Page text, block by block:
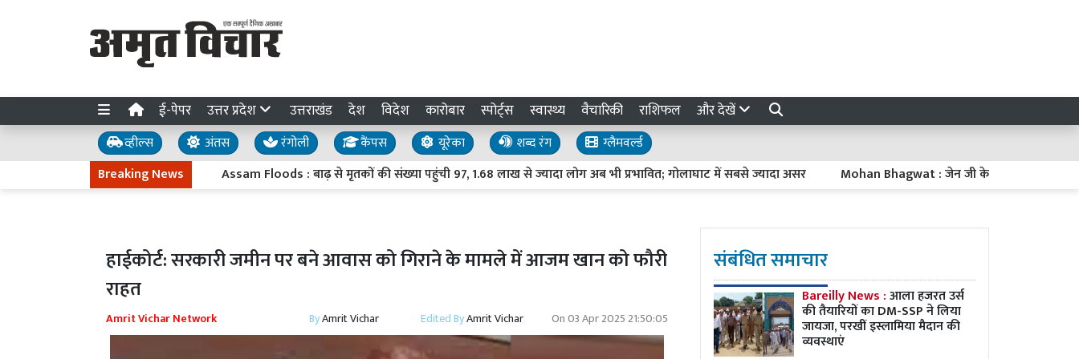
ई-पेपर उत्तर प्रदेश उत्तराखंड देश विदेश कारोबार स्पोर्ट्स स्वास्थ्य वैचारिकी राशिफल और देखें
व्हील्स अंतस रंगोली कैंपस यूरेका शब्द रंग
ग्लैमवर्ल्ड
Breaking News
Assam Floods : बाढ़ से मृतकों की संख्या पहुंची 97, 1.68 लाख से ज्यादा लोग अब भी प्रभावित; गोलाघाट में सबसे ज्यादा असर Mohan Bhagwat : जेन जी के आंदोलन को देशविरोधी न
हाईकोर्ट: सरकारी जमीन पर बने आवास को गिराने के मामले में आजम खान को फौरी
राहत
Amrit Vichar Network ByAmrit Vichar Edited ByAmrit Vichar On03 Apr 2025 21:50:05
संबंधित समाचार
Bareilly News :आला हजरत उर्स
की तैयारियों का DM-SSP ने लिया
जायजा, परखीं इस्लामिया मैदान की
व्यवस्थाएं